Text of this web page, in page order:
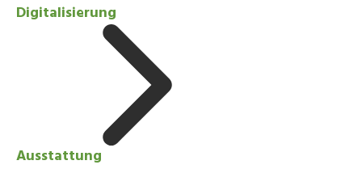
Digitalisierung
Ausstattung